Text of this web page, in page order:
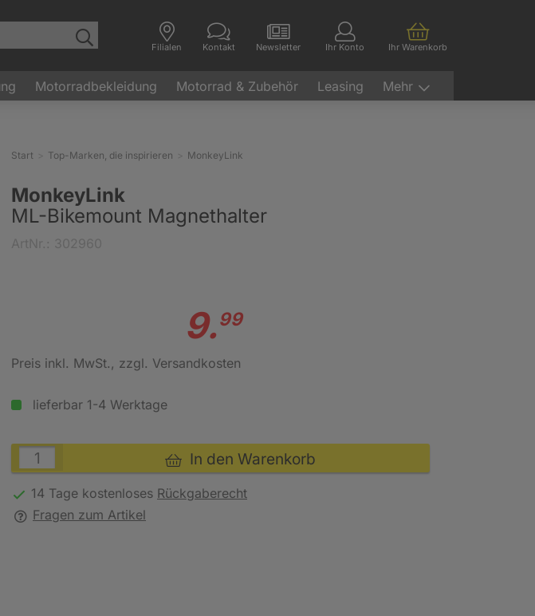
Filialen Kontakt Newsletter Ihr Konto Ihr Warenkorb
Motorradbekleidung Motorrad & Zubehör Leasing Mehr
Start Top-Marken, die inspirieren MonkeyLink
MonkeyLink
ML-Bikemount Magnethalter
9.99
Preis inkl. MwSt., zzgl. Versandkosten
lieferbar 1-4 Werktage
In den Warenkorb
14 Tage kostenloses Rückgaberecht
Fragen zum Artikel